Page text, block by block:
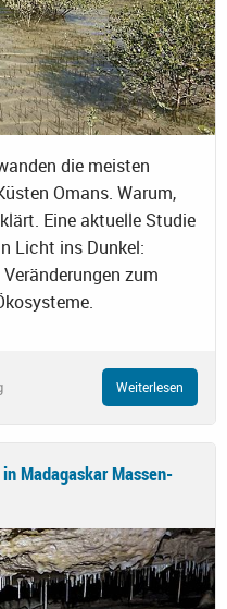
die meisten
Omans. Warum,
Eine aktuelle Studie
Licht ins Dunkel:
zum
Weiterlesen
Madagaskar Massen-